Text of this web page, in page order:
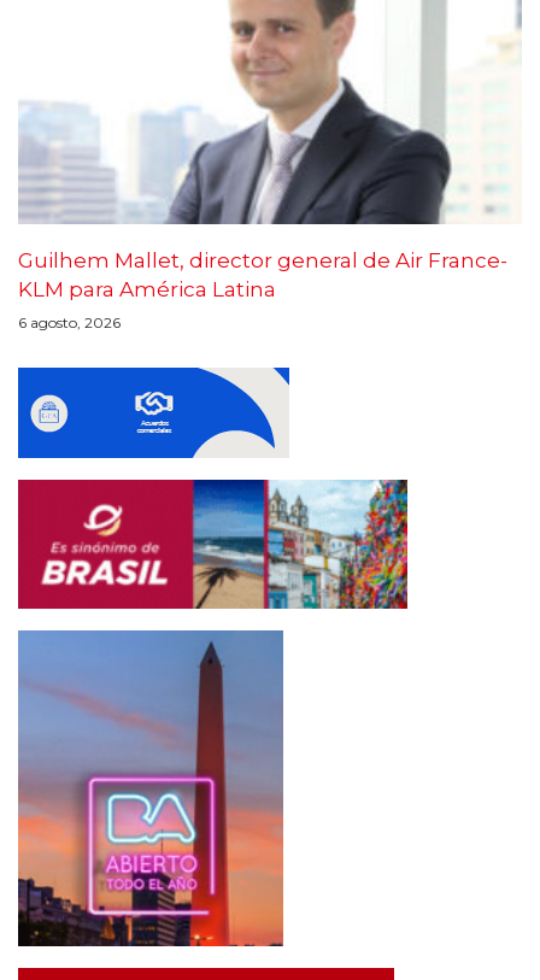
Guilhem Mallet, director general de Air France-
KLM para América Latina
6 agosto, 2026